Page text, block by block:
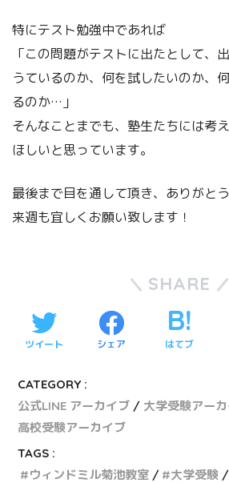
特にテスト勉強中であれば
「この問題がテストに出たとして、
うているのか、何を試したいのか、
るのか…」
そんなことまでも、塾生たちには考
ほしいと思っています。
最後まで目を通して頂き、ありがと
来週も宜しくお願い致します！
SHARE
ツイート シェア はてブ
CATEGORY :
公式LINE アーカイブ
大学受験アー
高校受験アーカイブ
TAGS :
ウィンドミル菊池教室
大学受験